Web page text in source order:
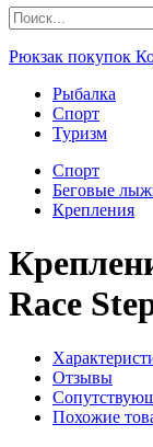
Рюкзак покупок
Рыбалка
Спорт
Туризм
Спорт
Беговые
Крепления
Race
Отзывы
Похожие